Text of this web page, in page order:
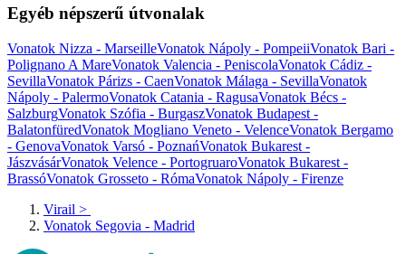
Egyéb népszerű útvonalak
Vonatok Nizza - MarseilleVonatok Nápoly - PompeiiVonatok Bari -
Polignano A MareVonatok Valencia - PeniscolaVonatok Cádiz -
SevillaVonatok Párizs - CaenVonatok Málaga - SevillaVonatok
Nápoly - PalermoVonatok Catania - RagusaVonatok Bécs -
SalzburgVonatok Szófia - BurgaszVonatok Budapest -
BalatonfüredVonatok Mogliano Veneto - VelenceVonatok Bergamo
- GenovaVonatok Varsó - PoznańVonatok Bukarest -
JászvásárVonatok Velence - PortogruaroVonatok Bukarest -
BrassóVonatok Grosseto - RómaVonatok Nápoly - Firenze
Virail >
Vonatok Segovia - Madrid